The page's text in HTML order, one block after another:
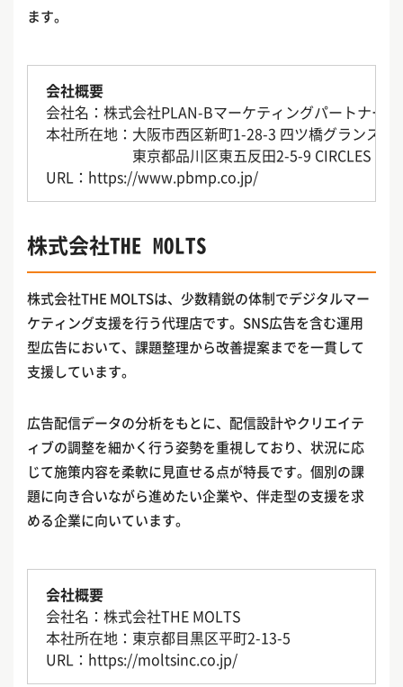
ます。
会社概要
会社名：株式会社PLAN-Bマーケティングパートナーズ
本社所在地：大阪市西区新町1-28-3 四ツ橋グランスク
東京都品川区東五反田2-5-9 CIRCLES with
URL：https://www.pbmp.co.jp/
株式会社THE MOLTS
株式会社THE MOLTSは、少数精鋭の体制でデジタルマー
ケティング支援を行う代理店です。SNS広告を含む運用
型広告において、課題整理から改善提案までを一貫して
支援しています。
広告配信データの分析をもとに、配信設計やクリエイテ
ィブの調整を細かく行う姿勢を重視しており、状況に応
じて施策内容を柔軟に見直せる点が特長です。個別の課
題に向き合いながら進めたい企業や、伴走型の支援を求
める企業に向いています。
会社概要
会社名：株式会社THE MOLTS
本社所在地：東京都目黒区平町2-13-5
URL：https://moltsinc.co.jp/